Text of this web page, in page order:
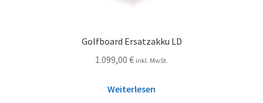
Golfboard Ersatzakku LD
1.099,00 € inkl. MwSt.
Weiterlesen